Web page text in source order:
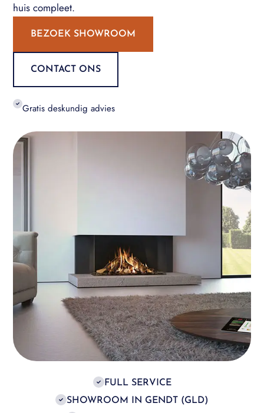
huis compleet.
BEZOEK SHOWROOM
CONTACT ONS
Gratis deskundig advies
FULL SERVICE
SHOWROOM IN GENDT (GLD)